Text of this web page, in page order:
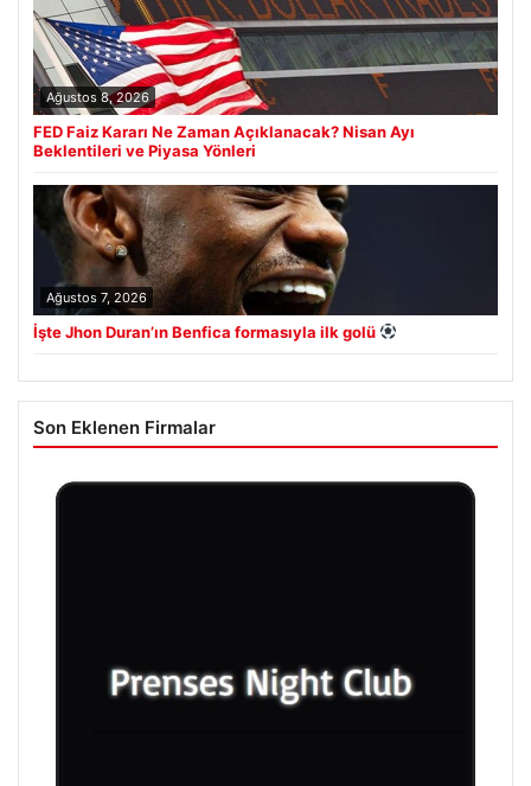
Ağustos 8, 2026
FED Faiz Kararı Ne Zaman Açıklanacak? Nisan Ayı
Beklentileri ve Piyasa Yönleri
Ağustos 7, 2026
İşte Jhon Duran’ın Benfica formasıyla ilk golü
Son Eklenen Firmalar